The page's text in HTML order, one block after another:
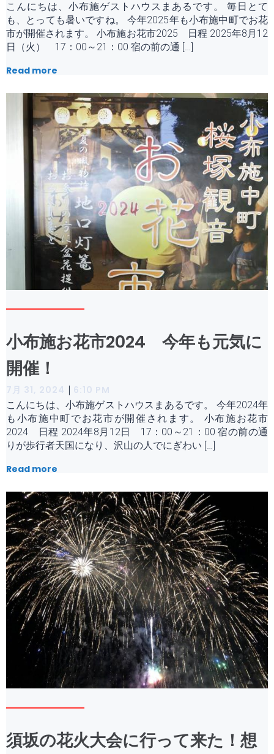
こんにちは、小布施ゲストハウスまあるです。 毎日とて
も、とっても暑いですね。 今年2025年も小布施中町でお花
市が開催されます。 小布施お花市2025 日程 2025年8月12
日（火） 17：00～21：00 宿の前の通 […]
Read more
小布施お花市2024 今年も元気に
開催！
7月 31, 2024 | 6:10 PM
こんにちは、小布施ゲストハウスまあるです。 今年2024年
も小布施中町でお花市が開催されます。 小布施お花市
2024 日程 2024年8月12日 17：00～21：00 宿の前の通
りが歩行者天国になり、沢山の人でにぎわい […]
Read more
須坂の花火大会に行って来た！想